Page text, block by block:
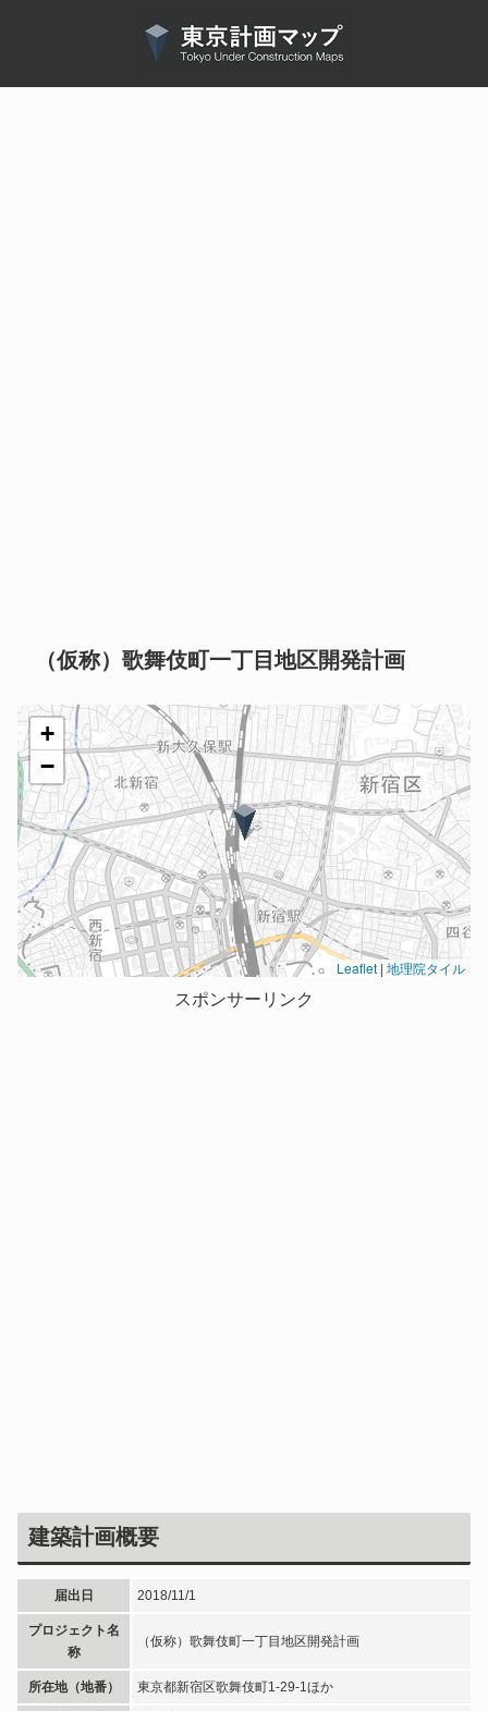
（仮称）歌舞伎町一丁目地区開発計画
+
−
Leaflet | 地理院タイル
スポンサーリンク
建築計画概要
届出日 2018/11/1
プロジェクト名
称
（仮称）歌舞伎町一丁目地区開発計画
所在地（地番） 東京都新宿区歌舞伎町1-29-1ほか